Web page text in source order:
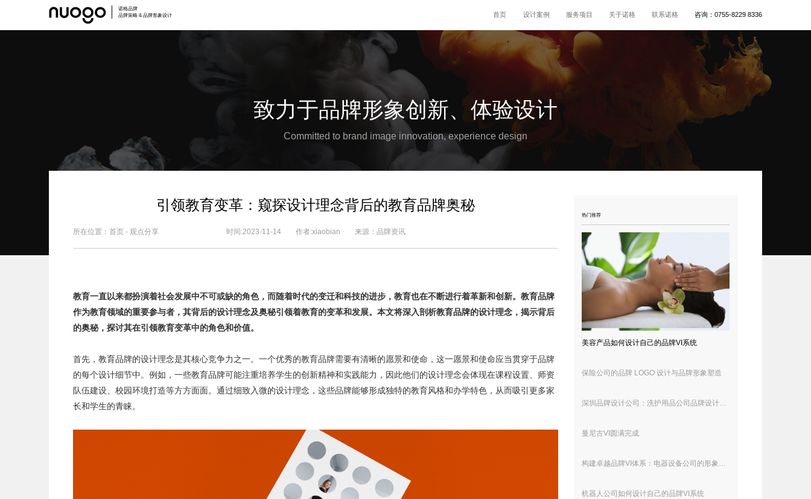
诺格品牌
品牌策略 & 品牌形象设计
首页 设计案例 服务项目 关于诺格 联系诺格 咨询：0755-8229 8336
致力于品牌形象创新、体验设计
Committed to brand image innovation, experience design
引领教育变革：窥探设计理念背后的教育品牌奥秘
所在位置： 首页- 观点分享 时间:2023-11-14 作者:xiaobian 来源：品牌资讯
教育一直以来都扮演着社会发展中不可或缺的角色，而随着时代的变迁和科技的进步，教育也在不断进行着革新和创新。教育品牌
作为教育领域的重要参与者，其背后的设计理念及奥秘引领着教育的变革和发展。本文将深入剖析教育品牌的设计理念，揭示背后
的奥秘，探讨其在引领教育变革中的角色和价值。
首先， 教育品牌的设计理念是其核心竞争力之一。一个优秀的教育品牌需要有清晰的愿景和使命，这一愿景和使命应当贯穿于品牌
的每个设计细节中。例如，一些教育品牌可能注重培养学生的创新精神和实践能力，因此他们的设计理念会体现在课程设置、师资
队伍建设、校园环境打造等方方面面。通过细致入微的设计理念，这些品牌能够形成独特的教育风格和办学特色，从而吸引更多家
长和学生的青睐。
热门推荐
美容产品如何设计自己的品牌VI系统
保险公司的品牌 LOGO 设计与品牌形象塑造
深圳品牌设计公司：洗护用品公司品牌设计理念解析
曼尼古VI圆满完成
构建卓越品牌VI体系：电器设备公司的形象设计与传播策略
机器人公司如何设计自己的品牌VI系统